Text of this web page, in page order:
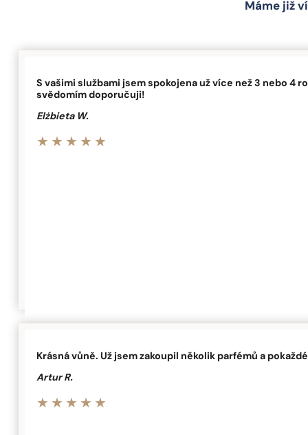
Máme již
S vašimi službami jsem spokojena už více než 3 nebo 4
svědomím doporučuji!
Elżbieta W.
Krásná vůně. Už jsem zakoupil několik parfémů a
Artur R.